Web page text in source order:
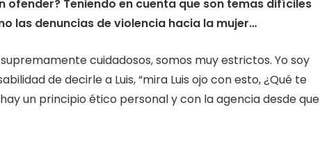
ofender? Teniendo en cuenta que son temas difíciles
las denuncias de violencia hacia la mujer…
cuidadosos, somos muy estrictos. Yo soy
de decirle a Luis, “mira Luis ojo con esto, ¿Qué te
un principio ético personal y con la agencia desde que